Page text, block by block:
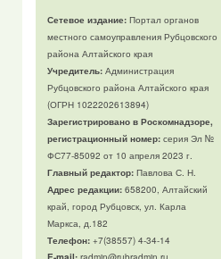
Сетевое издание: Портал органов
местного самоуправления Рубцовского
района Алтайского края
Учредитель: Администрация
Рубцовского района Алтайского края
(ОГРН 1022202613894)
Зарегистрировано в Роскомнадзоре,
регистрационный номер: серия Эл №
ФС77-85092 от 10 апреля 2023 г.
Главный редактор: Павлова С. Н.
Адрес редакции: 658200, Алтайский
край, город Рубцовск, ул. Карла
Маркса, д.182
Телефон: +7(38557) 4-34-14